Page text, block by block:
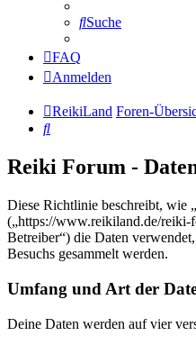
Suche
FAQ
Anmelden
ReikiLand Foren-
Suche
Reiki Forum -
Diese Richtlinie beschreibt, wie
(„https://www.reikiland.de/reiki-
Betreiber“) die Daten
Besuchs gesammelt werden.
Umfang und Art der
Deine Daten werden auf vier